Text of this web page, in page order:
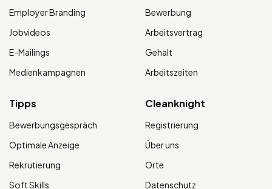
Employer Branding
Jobvideos
E-Mailings
Medienkampagnen
Bewerbung
Arbeitsvertrag
Gehalt
Arbeitszeiten
Tipps
Bewerbungsgespräch
Optimale Anzeige
Rekrutierung
Soft Skills
Cleanknight
Registrierung
Über uns
Orte
Datenschutz